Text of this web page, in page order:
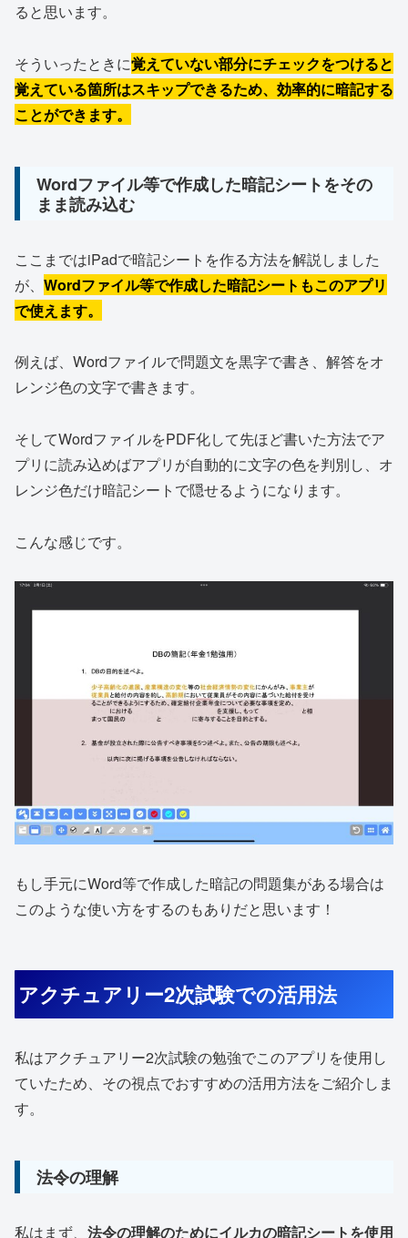
ると思います。
そういったときに覚えていない部分にチェックをつけると
覚えている箇所はスキップできるため、効率的に暗記する
ことができます。
Wordファイル等で作成した暗記シートをその
まま読み込む
ここまではiPadで暗記シートを作る方法を解説しました
が、 Wordファイル等で作成した暗記シートもこのアプリ
で使えます。
例えば、Wordファイルで問題文を黒字で書き、解答をオ
レンジ色の文字で書きます。
そしてWordファイルをPDF化して先ほど書いた方法でア
プリに読み込めばアプリが自動的に文字の色を判別し、オ
レンジ色だけ暗記シートで隠せるようになります。
こんな感じです。
もし手元にWord等で作成した暗記の問題集がある場合は
このような使い方をするのもありだと思います！
アクチュアリー2次試験での活用法
私はアクチュアリー2次試験の勉強でこのアプリを使用し
ていたため、その視点でおすすめの活用方法をご紹介しま
す。
法令の理解
私はまず、 法令の理解のためにイルカの暗記シートを使用